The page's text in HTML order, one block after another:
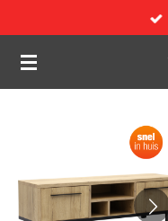
direct
naar